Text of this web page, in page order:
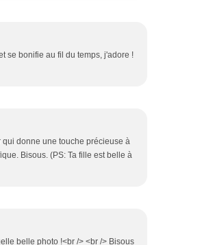
se bonifie au fil du temps, j'adore !
donne une touche précieuse à
Bisous. (PS: Ta fille est belle à
belle photo !<br /> <br /> Bisous